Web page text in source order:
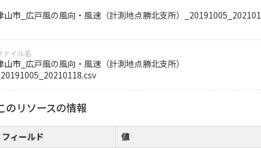
山市_広戸風の風向・風速（計測地点勝北支所）
ァイル名
山市_広戸風の風向・風速（計測地点勝北支所）
_20191005_20210118.csv
のリソースの情報
フィールド
値